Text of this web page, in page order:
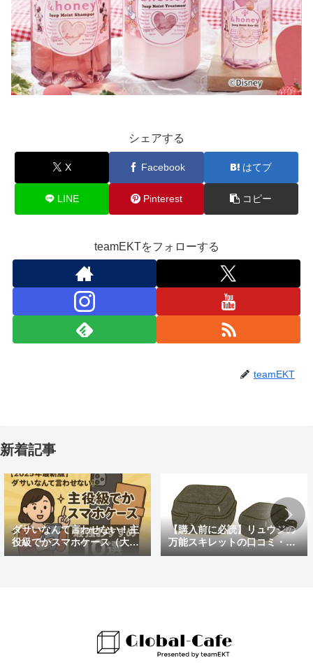
シェアする
X Facebook はてブ
LINE Pinterest コピー
teamEKTをフォローする
teamEKT
新着記事
ダサいなんて言わせない！主
役級でかスマホケース（大き
めの）最強おすすめ10選
【購入前に必読】リュウジの
万能スキレットの口コミ・評
判まとめ｜後悔しないための